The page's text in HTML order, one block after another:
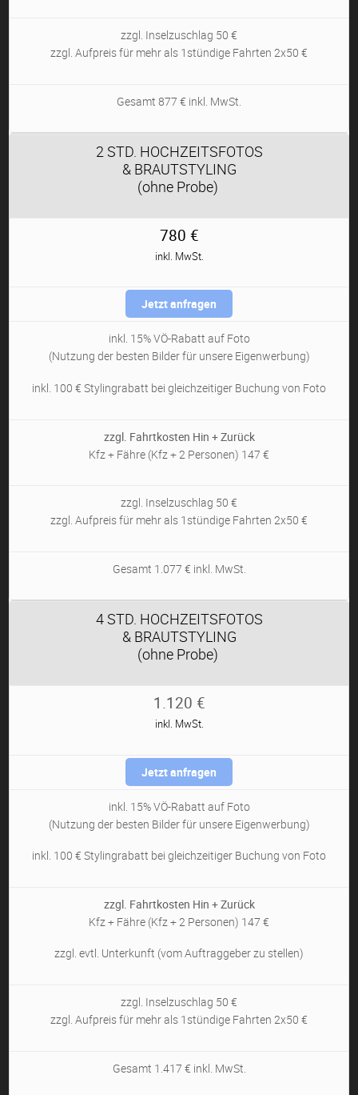
zzgl. Inselzuschlag 50 €
zzgl. Aufpreis für mehr als 1stündige Fahrten 2x50 €
Gesamt 877 € inkl. MwSt.
2 STD. HOCHZEITSFOTOS
& BRAUTSTYLING
(ohne Probe)
780 €
inkl. MwSt.
Jetzt anfragen
inkl. 15% VÖ-Rabatt auf Foto
(Nutzung der besten Bilder für unsere Eigenwerbung)
inkl. 100 € Stylingrabatt bei gleichzeitiger Buchung von Foto
zzgl. Fahrtkosten Hin + Zurück
Kfz + Fähre (Kfz + 2 Personen) 147 €
zzgl. Inselzuschlag 50 €
zzgl. Aufpreis für mehr als 1stündige Fahrten 2x50 €
Gesamt 1.077 € inkl. MwSt.
4 STD. HOCHZEITSFOTOS
& BRAUTSTYLING
(ohne Probe)
1.120 €
inkl. MwSt.
Jetzt anfragen
inkl. 15% VÖ-Rabatt auf Foto
(Nutzung der besten Bilder für unsere Eigenwerbung)
inkl. 100 € Stylingrabatt bei gleichzeitiger Buchung von Foto
zzgl. Fahrtkosten Hin + Zurück
Kfz + Fähre (Kfz + 2 Personen) 147 €
zzgl. evtl. Unterkunft (vom Auftraggeber zu stellen)
zzgl. Inselzuschlag 50 €
zzgl. Aufpreis für mehr als 1stündige Fahrten 2x50 €
Gesamt 1.417 € inkl. MwSt.